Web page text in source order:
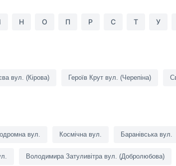
Н О П Р С Т У
вул. (Кірова) Героїв Крут вул. (Черепіна)
вул. Космічна вул. Баранівська вул.
Володимира Затуливітра вул. (Добролюбова)